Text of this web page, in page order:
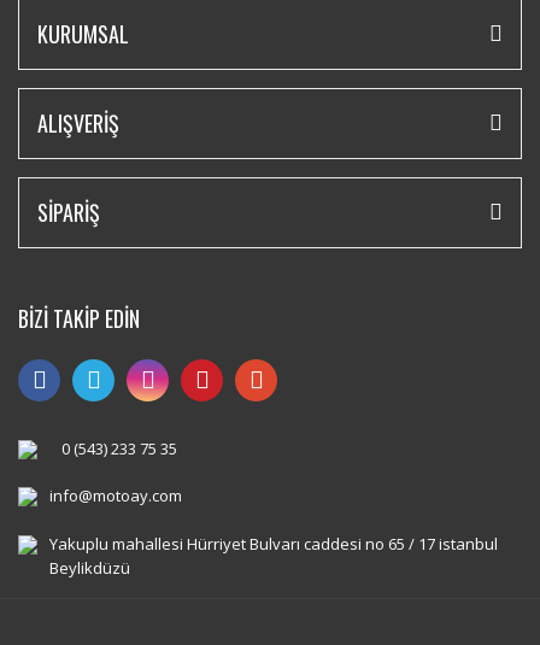
KURUMSAL
ALIŞVERİŞ
SİPARİŞ
BİZİ TAKİP EDİN
0 (543) 233 75 35
info@motoay.com
Yakuplu mahallesi Hürriyet Bulvarı caddesi no 65 / 17 istanbul
Beylikdüzü